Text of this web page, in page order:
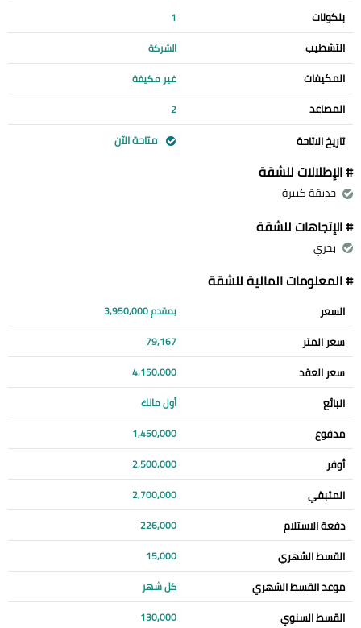
بلكونات 1
التشطيب الشركة
المكيفات غير مكيفة
المصاعد 2
تاريخ الاتاحة متاحة الآن
# الإطلالات للشقة
حديقة كبيرة
# الإتجاهات للشقة
بحري
# المعلومات المالية للشقة
السعر بمقدم 3,950,000
سعر المتر 79,167
سعر العقد 4,150,000
البائع أول مالك
مدفوع 1,450,000
أوفر 2,500,000
المتبقي 2,700,000
دفعة الاستلام 226,000
القسط الشهري 15,000
موعد القسط الشهري كل شهر
القسط السنوي 130,000